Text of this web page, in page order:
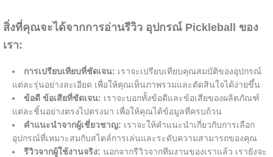
สิ่งที่คุณจะได้จากการอ่านรีวิว อุปกรณ์ Pickleball ของ
เรา:
การเปรียบเทียบที่ชัดเจน: เราจะเปรียบเทียบคุณสมบัติของอุปกรณ์
แต่ละรุ่นอย่างละเอียด เพื่อให้คุณเห็นภาพรวมและตัดสินใจได้ง่ายขึ้น
ข้อดี ข้อเสียที่ชัดเจน: เราจะบอกทั้งข้อดีและข้อเสียของผลิตภัณฑ์
แต่ละชิ้นอย่างตรงไปตรงมา เพื่อให้คุณได้ข้อมูลที่ครบถ้วน
คำแนะนำจากผู้เชี่ยวชาญ: เราจะให้คำแนะนำเกี่ยวกับการเลือก
อุปกรณ์ที่เหมาะสมกับสไตล์การเล่นและระดับความสามารถของคุณ
รีวิวจากผู้ใช้งานจริง: นอกจากรีวิวจากทีมงานของเราแล้ว เรายังจะ